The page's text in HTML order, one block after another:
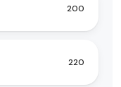
200
220